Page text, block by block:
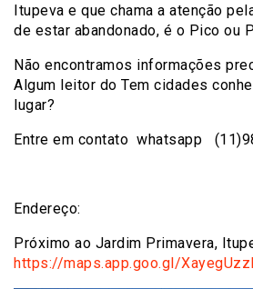
Itupeva e que chama a atenção
de estar abandonado, é o Pico ou
Não encontramos informações
Algum leitor do Tem cidades
lugar?
Entre em contato whatsapp
Endereço:
Próximo ao Jardim Primavera,
https://maps.app.goo.gl/